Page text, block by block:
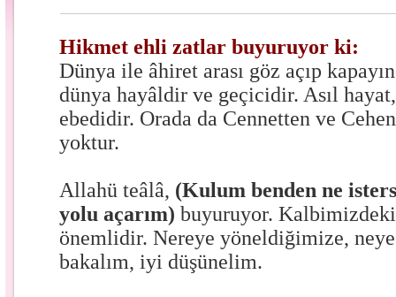
Hikmet ehli zatlar buyuruyor ki:
Dünya ile âhiret arası göz açıp
dünya hayâldir ve geçicidir. Asıl
ebedidir. Orada da Cennetten ve
yoktur.
Allahü teâlâ, (Kulum benden ne
yolu açarım) buyuruyor.
önemlidir. Nereye yöneldiğimize,
bakalım, iyi düşünelim.